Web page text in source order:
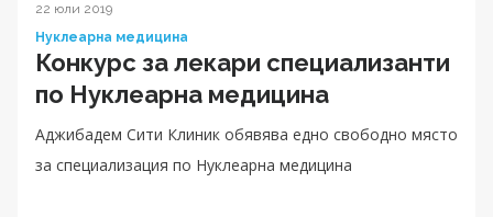
22 юли 2019
Нуклеарна медицина
Конкурс за лекари специализанти
по Нуклеарна медицина
Аджибадем Сити Клиник обявява едно свободно място
за специализация по Нуклеарна медицина